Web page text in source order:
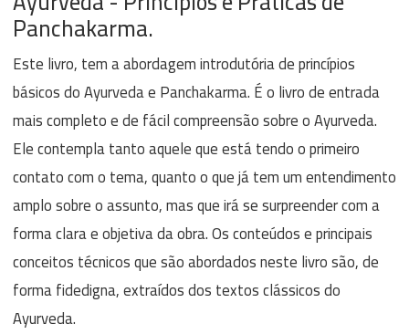
Panchakarma.
Este livro, tem a abordagem introdutória de princípios
básicos do Ayurveda e Panchakarma. É o livro de entrada
mais completo e de fácil compreensão sobre o Ayurveda.
Ele contempla tanto aquele que está tendo o primeiro
contato com o tema, quanto o que já tem um entendimento
amplo sobre o assunto, mas que irá se surpreender com a
forma clara e objetiva da obra. Os conteúdos e principais
conceitos técnicos que são abordados neste livro são, de
forma fidedigna, extraídos dos textos clássicos do
Ayurveda.